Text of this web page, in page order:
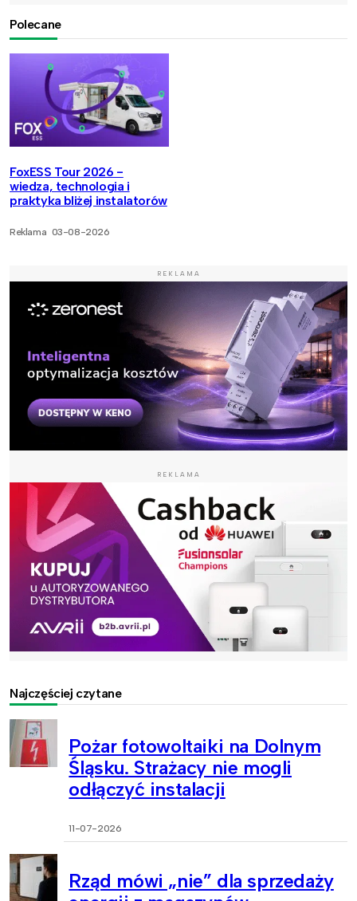
Polecane
FoxESS Tour 2026 -
wiedza, technologia i
praktyka bliżej instalatorów
Reklama 03-08-2026
REKLAMA
REKLAMA
Najczęściej czytane
Pożar fotowoltaiki na Dolnym
Śląsku. Strażacy nie mogli
odłączyć instalacji
11-07-2026
Rząd mówi „nie” dla sprzedaży